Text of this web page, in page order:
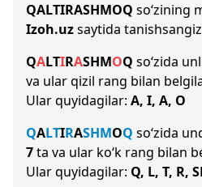
QALTIRASHMOQ so‘zining
Izoh.uzsaytida tanishsangiz
QALTIRASHMOQ so‘zida
va ular qizil rang bilan
Ular quyidagilar: A, I, A, O
QALTIRASHMOQ so‘zida
7ta va ular ko‘k rang bilan
Ular quyidagilar: Q, L, T, R,